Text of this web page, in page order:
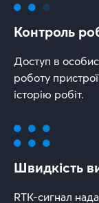
Контроль
Доступ в
роботу
історію робіт.
Швидкість
RTK-сигнал